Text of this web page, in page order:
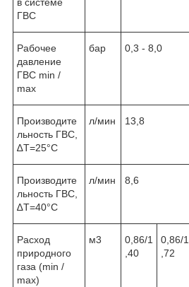
в системе
ГВС
Рабочее
давление
ГВС min /
max
бар 0,3 - 8,0
Производите
льность ГВС,
∆T=25°C
л/мин 13,8
Производите
льность ГВС,
∆T=40°C
л/мин 8,6
Расход
природного
газа (min /
max)
м3
0,86/1
,40
0,86/1
,72